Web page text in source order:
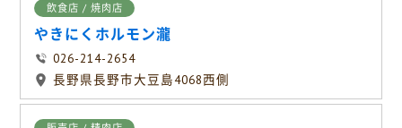
飲食店 / 焼肉店
やきにくホルモン瀧
026-214-2654
長野県長野市大豆島4068西側